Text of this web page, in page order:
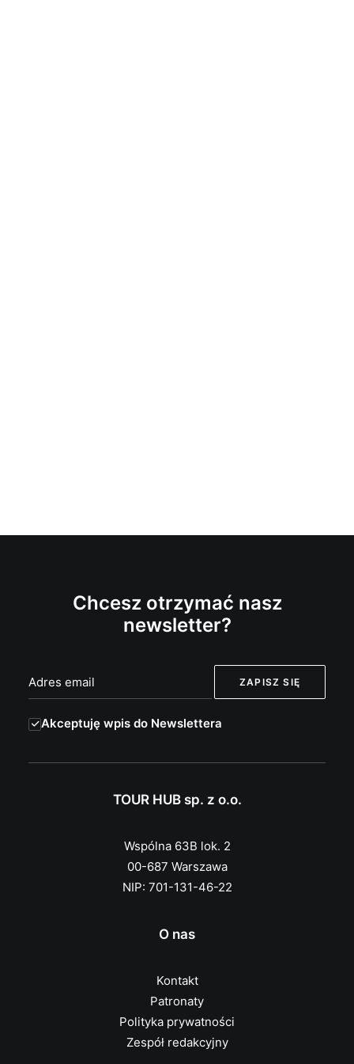
Chcesz otrzymać nasz
newsletter?
Akceptuję wpis do Newslettera
TOUR HUB sp. z o.o.
Wspólna 63B lok. 2
00-687 Warszawa
NIP: 701-131-46-22
O nas
Kontakt
Patronaty
Polityka prywatności
Zespół redakcyjny